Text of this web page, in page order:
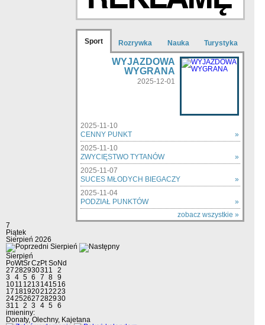
Sport Rozrywka Nauka Turystyka
WYJAZDOWA
WYGRANA
2025-12-01
2025-11-10
CENNY PUNKT
»
2025-11-10
ZWYCIĘSTWO TYTANÓW
»
2025-11-07
SUCES MŁODYCH BIEGACZY
»
2025-11-04
PODZIAŁ PUNKTÓW
»
zobacz wszystkie »
7
Piątek
Sierpień 2026
Sierpień
Sierpień
PoWtŚrCzPt SoNd
27282930311
2
3
4 5 6 7 8 9
1011 1213 141516
17 181920212223
24252627282930
31 1 2 3 4 5 6
imieniny:
Donaty, Olechny, Kajetana